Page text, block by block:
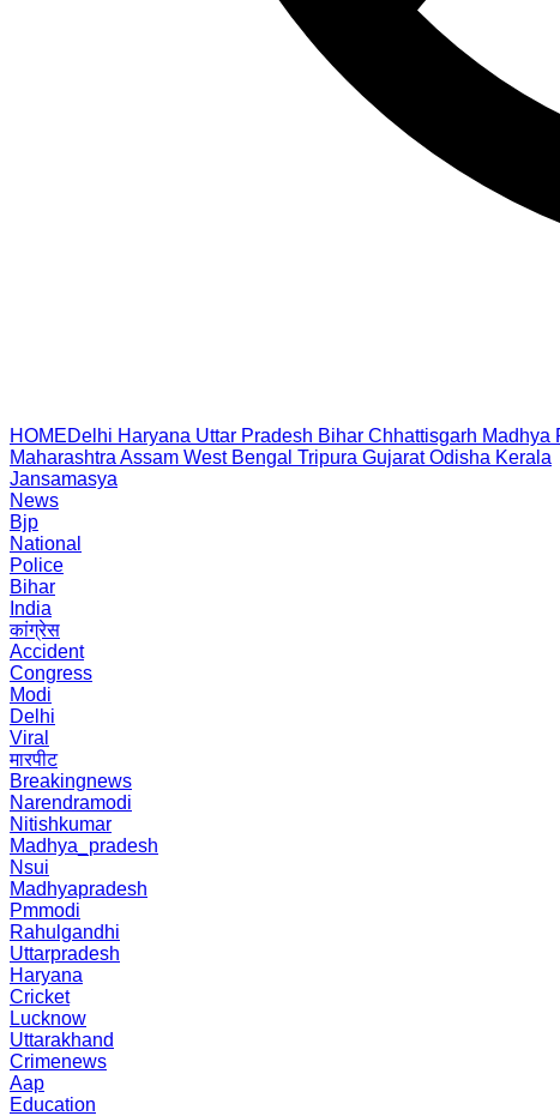
HOMEDelhi Haryana Uttar Pradesh Bihar Chhattisgarh Madhya
Maharashtra Assam West Bengal Tripura Gujarat Odisha Kerala
Jansamasya
News
Bjp
National
Police
Bihar
India
कांग्रेस
Accident
Congress
Modi
Delhi
Viral
मारपीट
Breakingnews
Narendramodi
Nitishkumar
Madhya_pradesh
Nsui
Madhyapradesh
Pmmodi
Rahulgandhi
Uttarpradesh
Haryana
Cricket
Lucknow
Uttarakhand
Crimenews
Aap
Education